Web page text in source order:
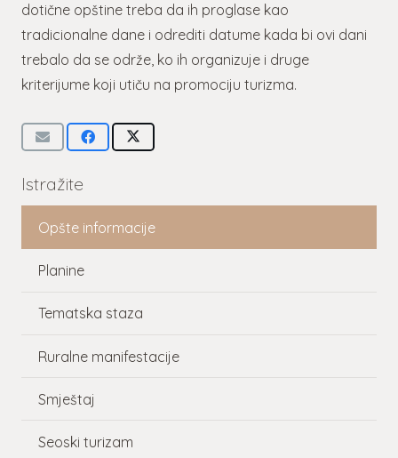
dotične opštine treba da ih proglase kao
tradicionalne dane i odrediti datume kada bi ovi dani
trebalo da se održe, ko ih organizuje i druge
kriterijume koji utiču na promociju turizma.
Istražite
Opšte informacije
Planine
Tematska staza
Ruralne manifestacije
Smještaj
Seoski turizam